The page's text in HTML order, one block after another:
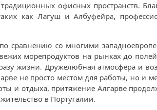
офисных пространств.
как Лагуш и Албуфейра,
сравнению со многими
морепродуктов на рынках до
жизни. Дружелюбная атмосфера и
не просто местом для работы, но и
и отдыха, притяжение Алгарве
в Португалии.